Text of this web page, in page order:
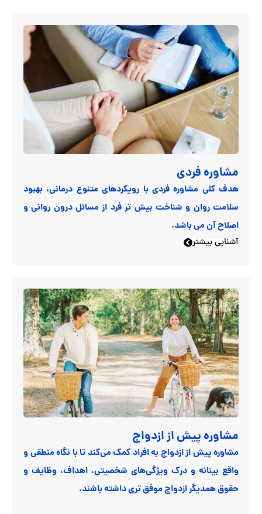
مشاوره فردی
هدف کلی مشاوره فردی با رویکردهای متنوع درمانی، بهبود
سلامت روان و شناخت بیش تر فرد از مسائل درون روانی و
اصلاح آن می باشد.
آشنایی بیشتر
مشاوره پیش از ازدواج
مشاوره پیش از ازدواج به افراد کمک می‌کند تا با نگاه منطقی و
واقع بینانه و درک ویژگی‌های شخصیتی، اهداف، وظایف و
حقوق همدیگر ازدواج موفق تری داشته باشند.